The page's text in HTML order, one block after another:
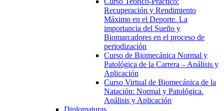
Recuperación y Rendimiento
Máximo en el Deporte. La
importancia del Sueño y
Biomarcadores en el proceso de
periodización
Curso de Biomecánica Normal y
Patológica de la Carrera – Análisis y
Aplicación
Curso Virtual de Biomecánica de la
Natación: Normal y Patológica.
Análisis y Aplicación
Diplomaturas